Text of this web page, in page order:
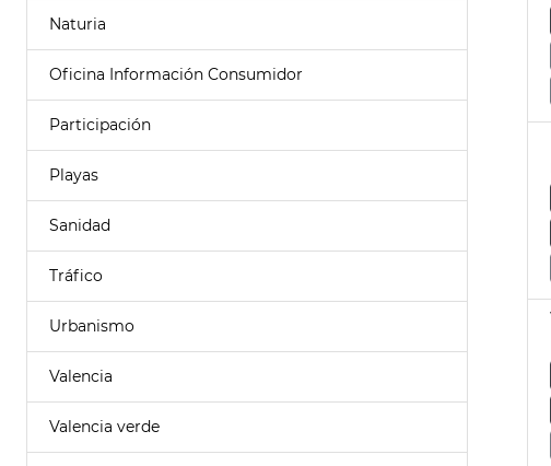
Naturia
Oficina Información Consumidor
Participación
Playas
Sanidad
Tráfico
Urbanismo
Valencia
Valencia verde